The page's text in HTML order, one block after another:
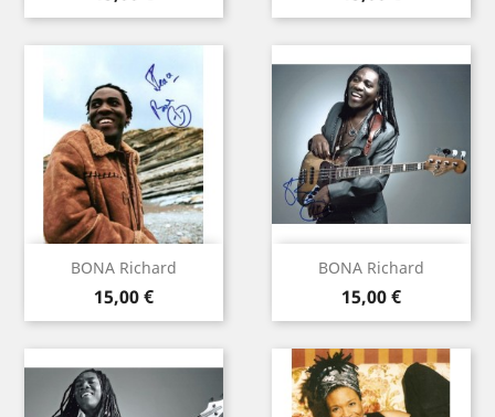
BONA Richard
Prix
15,00 €
BONA Richard
Prix
15,00 €